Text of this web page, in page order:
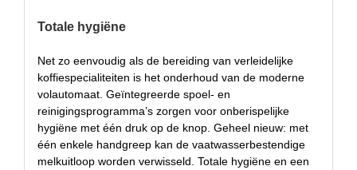
Totale hygiëne
Net zo eenvoudig als de bereiding van verleidelijke
koffiespecialiteiten is het onderhoud van de moderne
volautomaat. Geïntegreerde spoel- en
reinigingsprogramma’s zorgen voor onberispelijke
hygiëne met één druk op de knop. Geheel nieuw: met
één enkele handgreep kan de vaatwasserbestendige
melkuitloop worden verwisseld. Totale hygiëne en een